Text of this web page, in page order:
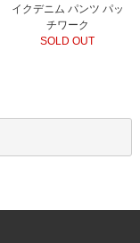
イクデニム パンツ パッ
チワーク
SOLD OUT